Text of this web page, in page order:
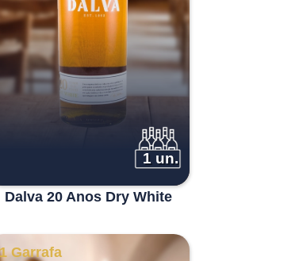
1 un.
Dalva 20 Anos Dry White
1 Garrafa